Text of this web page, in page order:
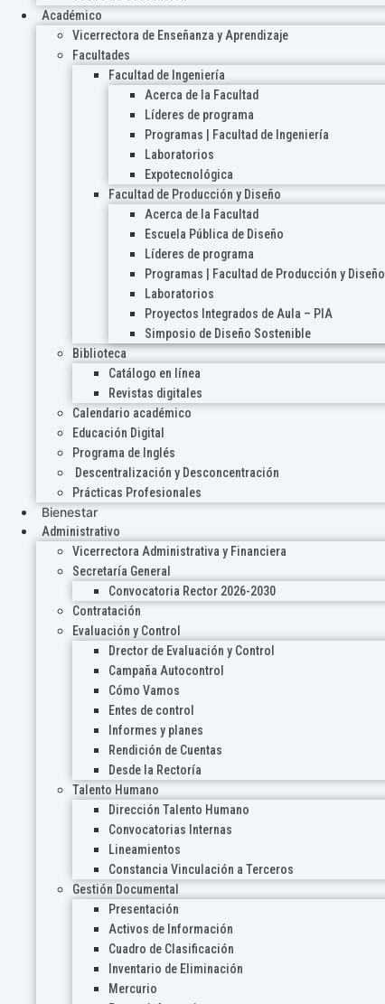
Académico
Vicerrectora de Enseñanza y Aprendizaje
Facultades
Facultad de Ingeniería
Acerca de la Facultad
Líderes de programa
Programas | Facultad de Ingeniería
Laboratorios
Expotecnológica
Facultad de Producción y Diseño
Acerca de la Facultad
Escuela Pública de Diseño
Líderes de programa
Programas | Facultad de Producción y Diseño
Laboratorios
Proyectos Integrados de Aula – PIA
Simposio de Diseño Sostenible
Biblioteca
Catálogo en línea
Revistas digitales
Calendario académico
Educación Digital
Programa de Inglés
Descentralización y Desconcentración
Prácticas Profesionales
Bienestar
Administrativo
Vicerrectora Administrativa y Financiera
Secretaría General
Convocatoria Rector 2026-2030
Contratación
Evaluación y Control
Drector de Evaluación y Control
Campaña Autocontrol
Cómo Vamos
Entes de control
Informes y planes
Rendición de Cuentas
Desde la Rectoría
Talento Humano
Dirección Talento Humano
Convocatorias Internas
Lineamientos
Constancia Vinculación a Terceros
Gestión Documental
Presentación
Activos de Información
Cuadro de Clasificación
Inventario de Eliminación
Mercurio